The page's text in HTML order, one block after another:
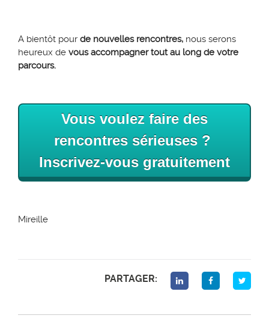
A bientôt pour de nouvelles rencontres, nous serons
heureux de vous accompagner tout au long de votre
parcours.
Vous voulez faire des
rencontres sérieuses ?
Inscrivez-vous gratuitement
Mireille
PARTAGER: